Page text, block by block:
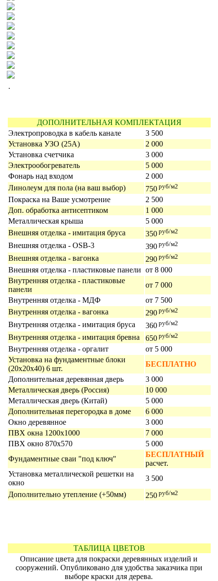
.
ДОПОЛНИТЕЛЬНАЯ КОМПЛЕКТАЦИЯ
Электропроводка в кабель канале
3 500
Установка УЗО (25А)
2 000
Установка счетчика
3 000
Электрообогреватель
5 000
Фонарь над входом
2 000
Линолеум для пола (на ваш выбор)
750 руб/м2
Покраска на Ваше усмотрение
2 500
Доп. обработка антисептиком
1 000
Металлическая крыша
5 000
Внешняя отделка - имитация бруса
350 руб/м2
Внешняя отделка - OSB-3 390 руб/м2
Внешняя отделка - вагонка 290 руб/м2
Внешняя отделка - пластиковые панели от 8 000
Внутренняя отделка - пластиковые
панели
от 7 000
Внутренняя отделка - МДФ
от 7 500
Внутренняя отделка - вагонка
290 руб/м2
Внутренняя отделка - имитация бруса 360 руб/м2
Внутренняя отделка - имитация бревна 650 руб/м2
Внутренняя отделка - оргалит
от 5 000
Установка на фундаментные блоки
(20х20х40) 6 шт.
БЕСПЛАТНО
Дополнительная деревянная дверь
3 000
Металлическая дверь (Россия)
10 000
Металлическая дверь (Китай)
5 000
Дополнительная перегородка в доме
6 000
Окно деревянное
3 000
ПВХ окна 1200х1000
7 000
ПВХ окно 870х570
5 000
Фундаментные сваи "под ключ"
БЕСПЛАТНЫЙ
расчет.
Установка металлической решетки на
окно
3 500
Дополнительно утепление (+50мм)
250 руб/м2
ТАБЛИЦА ЦВЕТОВ
Описание цвета для покраски деревянных изделий и
сооружений. Опубликовано для удобства заказчика при
выборе краски для дерева.